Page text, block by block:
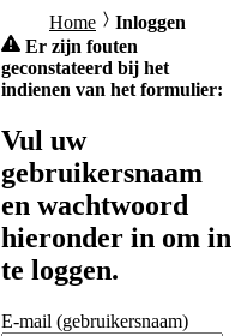
Home
Inloggen
Er zijn fouten
geconstateerd bij het
indienen van het formulier:
Vul uw
gebruikersnaam
en wachtwoord
hieronder in om in
te loggen.
E-mail (gebruikersnaam)